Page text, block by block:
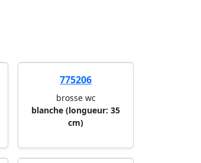
775206
brosse wc
blanche (longueur: 35
cm)